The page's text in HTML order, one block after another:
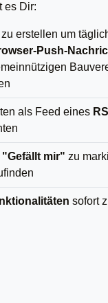
es Dir:
zu erstellen um
Push-
als Feed eines
"Gefällt mir" zu
sofort